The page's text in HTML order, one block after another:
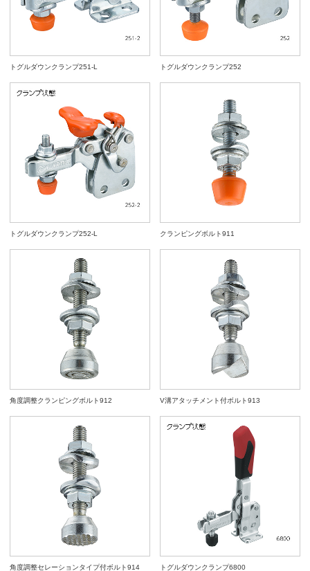
トグルダウンクランプ251-L トグルダウンクランプ252
トグルダウンクランプ252-L クランピングボルト911
角度調整クランピングボルト912 V溝アタッチメント付ボルト913
角度調整セレーションタイプ付ボルト914 トグルダウンクランプ6800